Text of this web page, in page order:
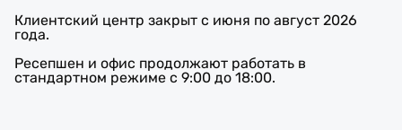
Клиентский центр закрыт с июня по август 2026
года.
Ресепшен и офис продолжают работать в
стандартном режиме с 9:00 до 18:00.